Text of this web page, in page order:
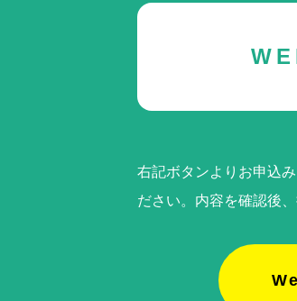
右記ボタンよりお申込
ださい。内容を確認後